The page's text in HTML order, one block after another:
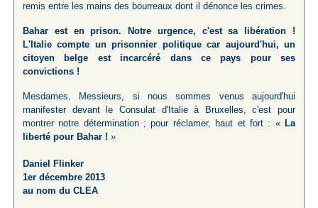
remis entre les mains des bourreaux dont il dénonce les crimes.
Bahar est en prison. Notre urgence, c'est sa libération !
L'Italie compte un prisonnier politique car aujourd'hui, un
citoyen belge est incarcéré dans ce pays pour ses
convictions !
Mesdames, Messieurs, si nous sommes venus aujourd'hui
manifester devant le Consulat d'Italie à Bruxelles, c'est pour
montrer notre détermination ; pour réclamer, haut et fort : «La
liberté pour Bahar ! »
Daniel Flinker
1er décembre 2013
au nom du CLEA